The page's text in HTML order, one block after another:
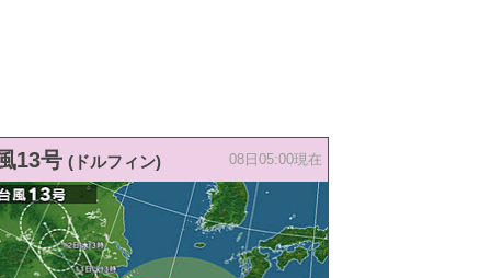
13号 (ドルフィン) 08日05:00現在